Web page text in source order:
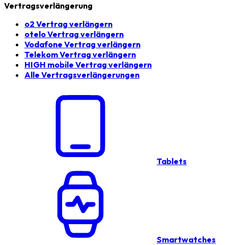
Vertragsverlängerung
o2 Vertrag verlängern
otelo Vertrag verlängern
Vodafone Vertrag verlängern
Telekom Vertrag verlängern
HIGH mobile Vertrag verlängern
Alle Vertragsverlängerungen
Tablets
Smartwatches